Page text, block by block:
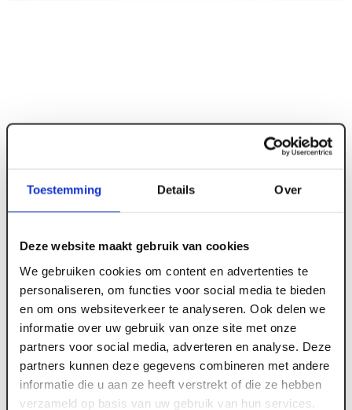
Toestemming Details Over
Deze website maakt gebruik van cookies
We gebruiken cookies om content en advertenties te
personaliseren, om functies voor social media te bieden
en om ons websiteverkeer te analyseren. Ook delen we
informatie over uw gebruik van onze site met onze
partners voor social media, adverteren en analyse. Deze
partners kunnen deze gegevens combineren met andere
informatie die u aan ze heeft verstrekt of die ze hebben
verzameld op basis van uw gebruik van hun services.
ART000806
Dwarsprofiel OWA 24 mm N100 A wit 120 cm
(50 st/pk)
Meld je aan of maak een account aan om toegang
te krijgen tot de prijzen.